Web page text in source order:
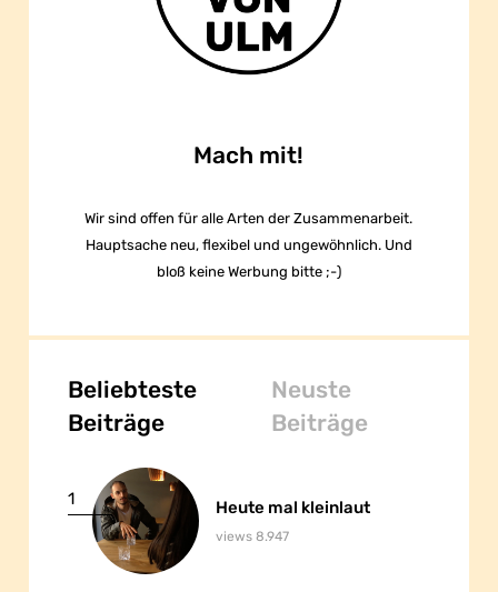
Mach mit!
Wir sind offen für alle Arten der Zusammenarbeit.
Hauptsache neu, flexibel und ungewöhnlich. Und
bloß keine Werbung bitte ;-)
Beliebteste
Beiträge
Neuste
Beiträge
1 Heute mal kleinlaut
Heute mal kleinlaut
views 8.947